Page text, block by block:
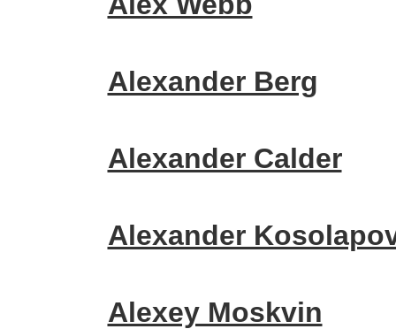
Alexander Berg
Alexander Calder
Alexander
Alexey Moskvin